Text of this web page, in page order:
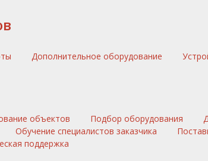
Дополнительное оборудование
объектов Подбор оборудования
Обучение специалистов заказчика
поддержка